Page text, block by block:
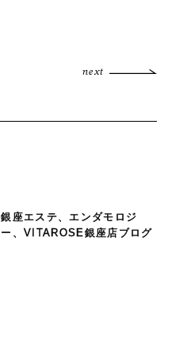
next
銀座エステ、エンダモロジ
ー、VITAROSE銀座店ブログ